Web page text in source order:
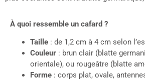
À quoi ressemble un cafard ?
Taille : de 1,2 cm à 4 cm selon
Couleur : brun clair (blatte
orientale), ou rougeâtre (blatte
Forme : corps plat, ovale,